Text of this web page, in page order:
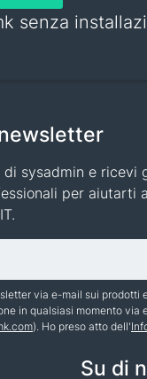
senza
sysadmin e ricevi
per aiutarti
via e-mail sui prodotti
in qualsiasi momento via
). Ho preso atto dell'
Su di